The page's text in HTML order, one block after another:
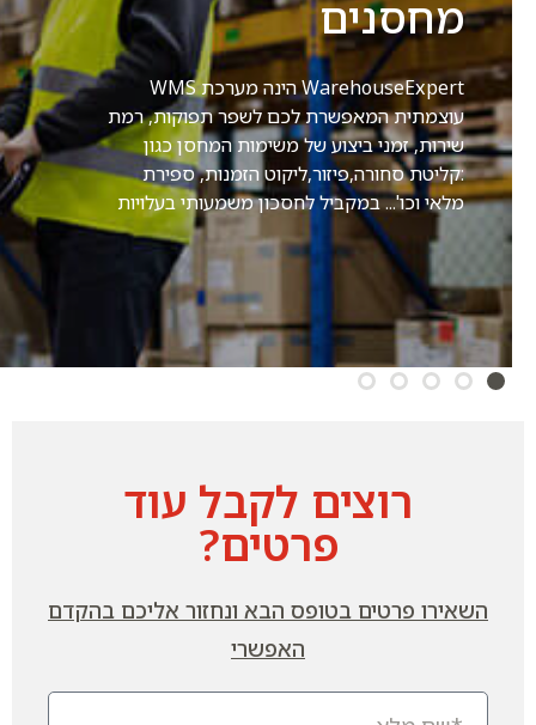
מחסנים
WarehouseExpert הינה מערכת WMS
עוצמתית המאפשרת לכם לשפר תפוקות, רמת
שירות, זמני ביצוע של משימות המחסן כגון
:קליטת סחורה,פיזור,ליקוט הזמנות, ספירת
מלאי וכו'... במקביל לחסכון משמעותי בעלויות
רוצים לקבל עוד
פרטים?
השאירו פרטים בטופס הבא ונחזור אליכם בהקדם
האפשרי